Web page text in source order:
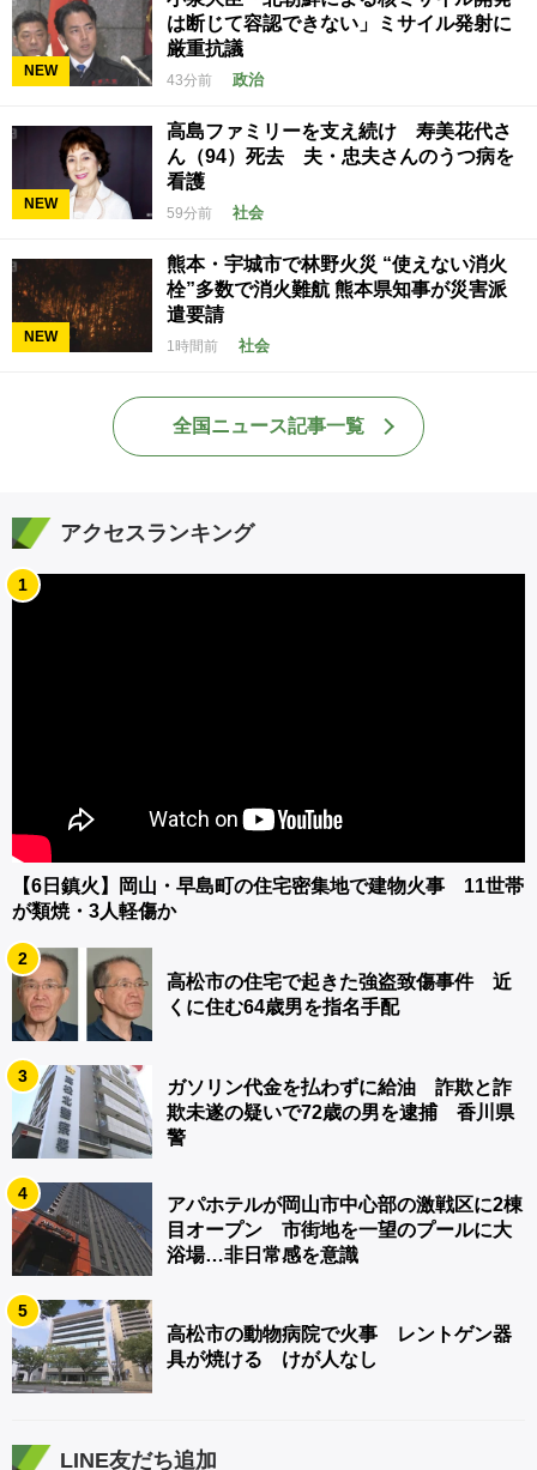
NEW
は断じて容認できない」ミサイル発射に
厳重抗議
43分前 政治
NEW
高島ファミリーを支え続け 寿美花代さ
ん（94）死去 夫・忠夫さんのうつ病を
看護
59分前 社会
NEW
熊本・宇城市で林野火災 “使えない消火
栓”多数で消火難航 熊本県知事が災害派
遣要請
1時間前 社会
全国ニュース記事一覧
アクセスランキング
1
【6日鎮火】岡山・早島町の住宅密集地で建物火事 11世帯
が類焼・3人軽傷か
2
高松市の住宅で起きた強盗致傷事件 近
くに住む64歳男を指名手配
3
ガソリン代金を払わずに給油 詐欺と詐
欺未遂の疑いで72歳の男を逮捕 香川県
警
4
アパホテルが岡山市中心部の激戦区に2棟
目オープン 市街地を一望のプールに大
浴場…非日常感を意識
5
高松市の動物病院で火事 レントゲン器
具が焼ける けが人なし
LINE友だち追加